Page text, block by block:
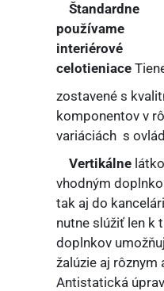
Štandardne
používame
interiérové
celotieniace
zostavené s
komponentov v
variáciách s
Vertikálne
vhodným
tak aj do
nutne slúžiť len k
doplnkov
žalúzie aj
Antistatická